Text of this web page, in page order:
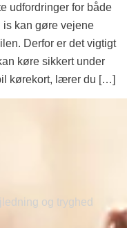
udfordringer for både
is kan gøre vejene
Derfor er det vigtigt
køre sikkert under
kørekort, lærer du […]
og tryghed